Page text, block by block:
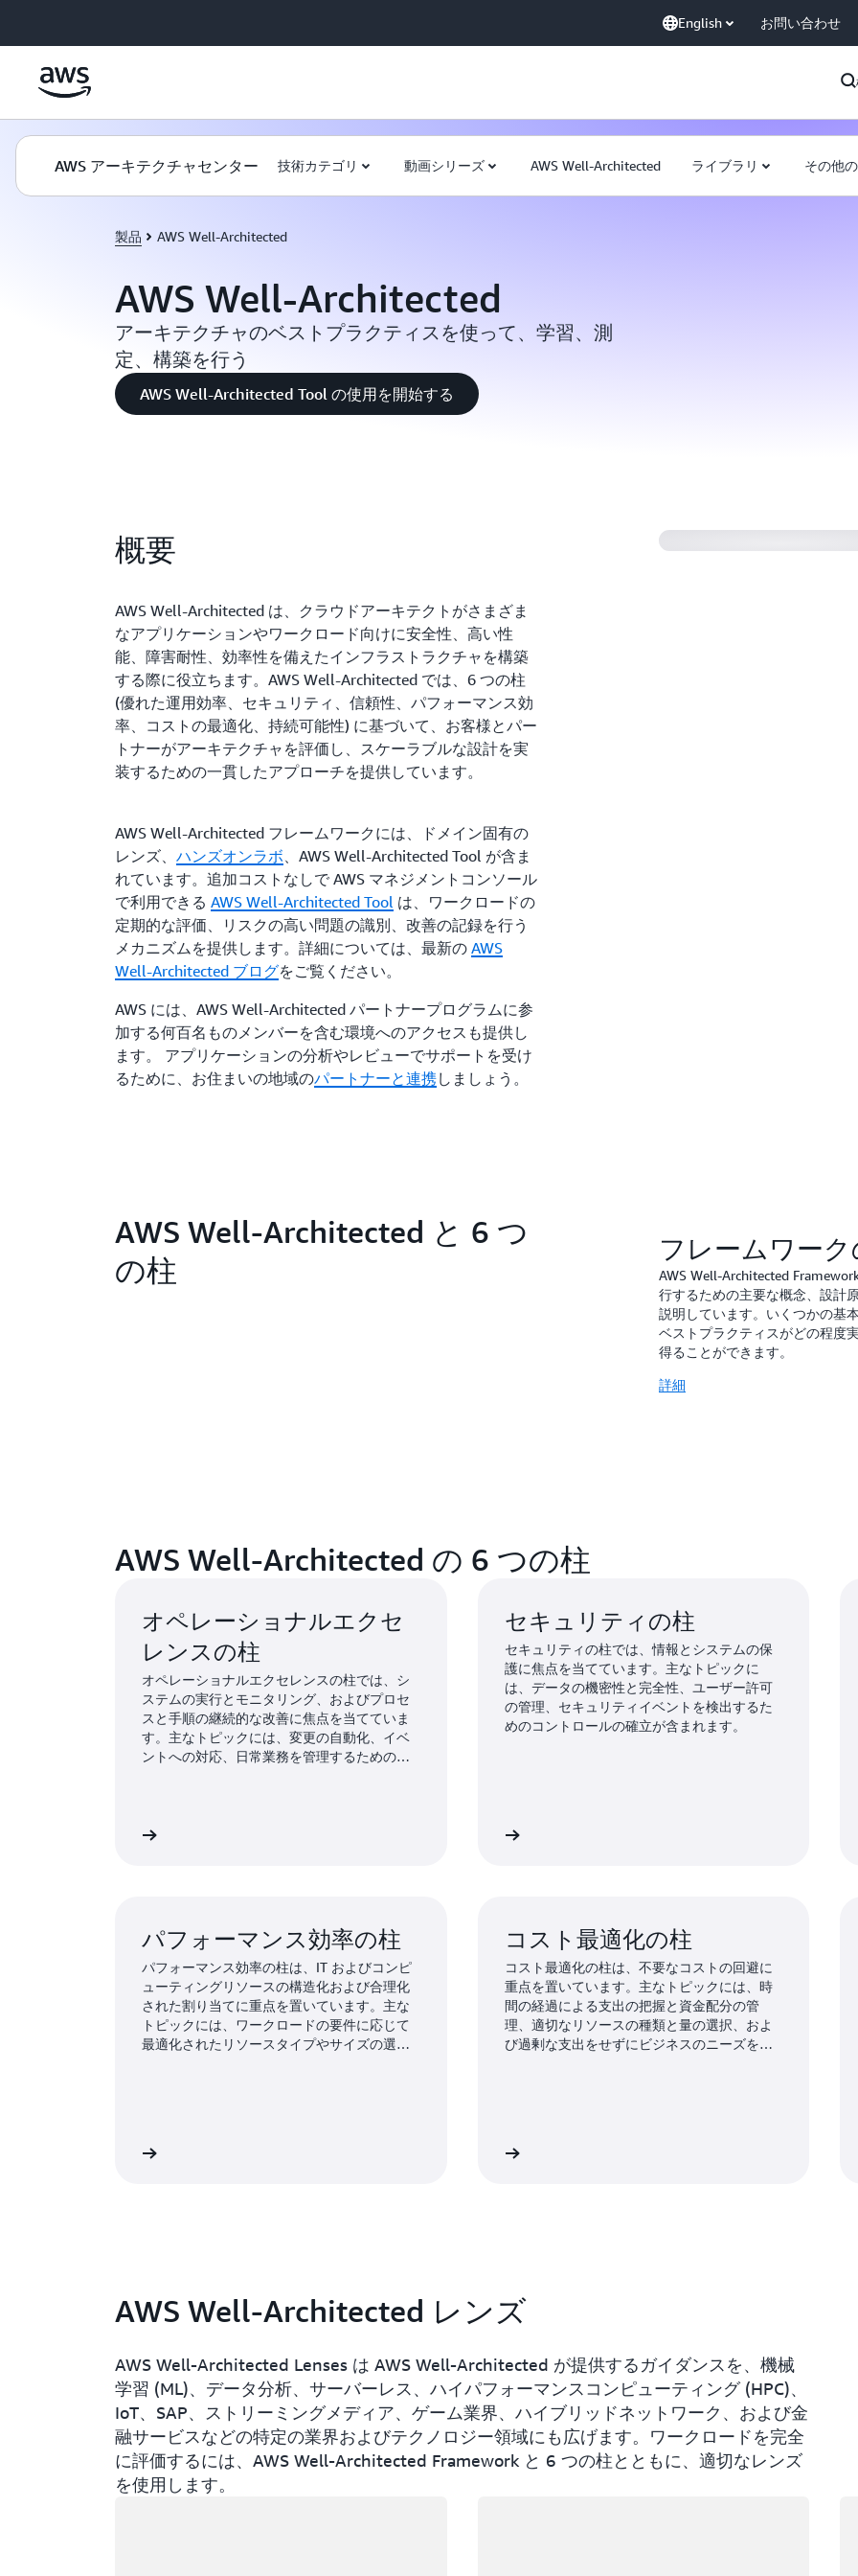
English お問い合わせ
AWS アーキテクチャセンター 技術カテゴリ 動画シリーズ AWS Well-Architected ライブラリ その他
製品 AWS Well-Architected
AWS Well-Architected
アーキテクチャのベストプラクティスを使って、学習、測
定、構築を行う
AWS Well-Architected Tool の使用を開始する
概要
AWS Well-Architected は、クラウドアーキテクトがさまざま
なアプリケーションやワークロード向けに安全性、高い性
能、障害耐性、効率性を備えたインフラストラクチャを構築
する際に役立ちます。AWS Well-Architected では、6 つの柱
(優れた運用効率、セキュリティ、信頼性、パフォーマンス効
率、コストの最適化、持続可能性) に基づいて、お客様とパー
トナーがアーキテクチャを評価し、スケーラブルな設計を実
装するための一貫したアプローチを提供しています。
AWS Well-Architected フレームワークには、ドメイン固有の
レンズ、ハンズオンラボ、AWS Well-Architected Tool が含ま
れています。追加コストなしで AWS マネジメントコンソール
で利用できるAWS Well-Architected Tool は、ワークロードの
定期的な評価、リスクの高い問題の識別、改善の記録を行う
メカニズムを提供します。詳細については、最新のAWS
Well-Architected ブログをご覧ください。
AWS には、AWS Well-Architected パートナープログラムに参
加する何百名ものメンバーを含む環境へのアクセスも提供し
ます。 アプリケーションの分析やレビューでサポートを受け
るために、お住まいの地域のパートナーと連携しましょう。
AWS Well-Architected と 6 つ
の柱
フレームワー
AWS Well-Architected
行するための主要な概念、設計
説明しています。いくつかの基
ベストプラクティスがどの程度
得ることができます。
詳細
AWS Well-Architected の 6 つの柱
オペレーショナルエクセ
レンスの柱
オペレーショナルエクセレンスの柱では、シ
ステムの実行とモニタリング、およびプロセ
スと手順の継続的な改善に焦点を当てていま
す。主なトピックには、変更の自動化、イベ
ントへの対応、日常業務を管理するための標
セキュリティの柱
セキュリティの柱では、情報とシステムの保
護に焦点を当てています。主なトピックに
は、データの機密性と完全性、ユーザー許可
の管理、セキュリティイベントを検出するた
めのコントロールの確立が含まれます。
パフォーマンス効率の柱
パフォーマンス効率の柱は、IT およびコンピ
ューティングリソースの構造化および合理化
された割り当てに重点を置いています。主な
トピックには、ワークロードの要件に応じて
最適化されたリソースタイプやサイズの選
コスト最適化の柱
コスト最適化の柱は、不要なコストの回避に
重点を置いています。主なトピックには、時
間の経過による支出の把握と資金配分の管
理、適切なリソースの種類と量の選択、およ
び過剰な支出をせずにビジネスのニーズを満
AWS Well-Architected レンズ
AWS Well-Architected Lenses は AWS Well-Architected が提供するガイダンスを、機械
学習 (ML)、データ分析、サーバーレス、ハイパフォーマンスコンピューティング (HPC)、
IoT、SAP、ストリーミングメディア、ゲーム業界、ハイブリッドネットワーク、および金
融サービスなどの特定の業界およびテクノロジー領域にも広げます。ワークロードを完全
に評価するには、AWS Well-Architected Framework と 6 つの柱とともに、適切なレンズ
を使用します。